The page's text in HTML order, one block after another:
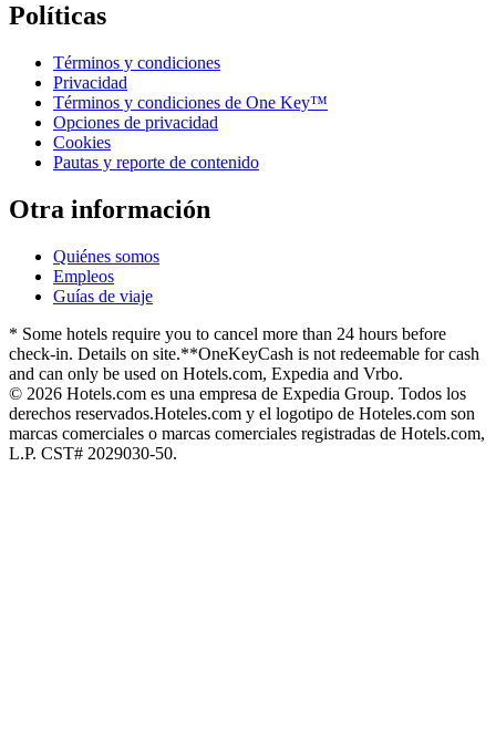
Políticas
Términos y condiciones
Privacidad
Términos y condiciones de One Key™
Opciones de privacidad
Cookies
Pautas y reporte de contenido
Otra información
Quiénes somos
Empleos
Guías de viaje
* Some hotels require you to cancel more than 24 hours before
check-in. Details on site.**OneKeyCash is not redeemable for cash
and can only be used on Hotels.com, Expedia and Vrbo.
© 2026 Hotels.com es una empresa de Expedia Group. Todos los
derechos reservados.Hoteles.com y el logotipo de Hoteles.com son
marcas comerciales o marcas comerciales registradas de Hotels.com,
L.P. CST# 2029030-50.